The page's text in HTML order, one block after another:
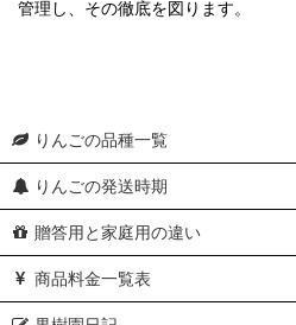
管理し、その徹底を図ります。
りんごの品種一覧
りんごの発送時期
贈答用と家庭用の違い
商品料金一覧表